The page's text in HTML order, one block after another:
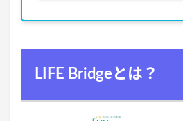
LIFE Bridgeとは？